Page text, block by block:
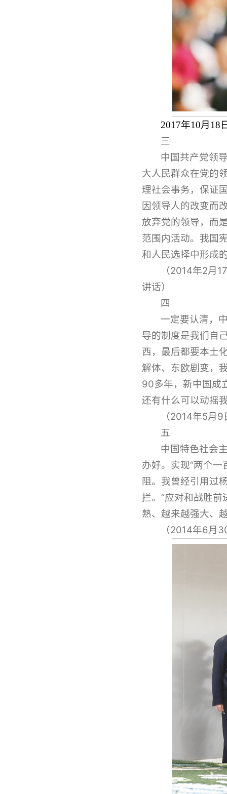
2017年10月18
三
中国共产党领
大人民群众在党的
理社会事务，保证
因领导人的改变而
放弃党的领导，而
范围内活动。我国
和人民选择中形成
（2014年2月
讲话）
四
一定要认清，
导的制度是我们自
西，最后都要本土
解体、东欧剧变，
90多年，新中国成
还有什么可以动摇
（2014年5月
五
中国特色社会
办好。实现“两个
阻。我曾经引用过
拦。”应对和战胜
熟、越来越强大、
（2014年6月